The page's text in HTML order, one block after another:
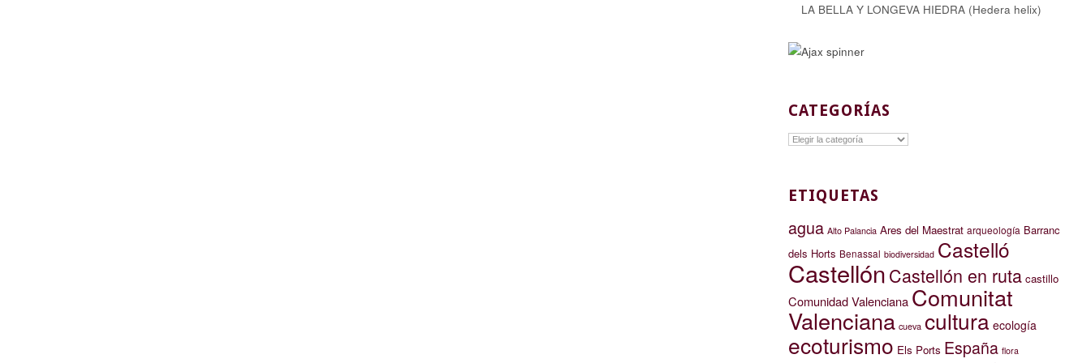
LA BELLA Y LONGEVA HIEDRA (Hedera helix)
CATEGORÍAS
Categorías
ETIQUETAS
agua Alto Palancia Ares del Maestrat arqueología Barranc
dels Horts Benassal biodiversidad Castelló
CastellónCastellón en ruta castillo
Comunidad Valenciana Comunitat
Valenciana cueva cultura ecología
ecoturismo Els Ports España flora